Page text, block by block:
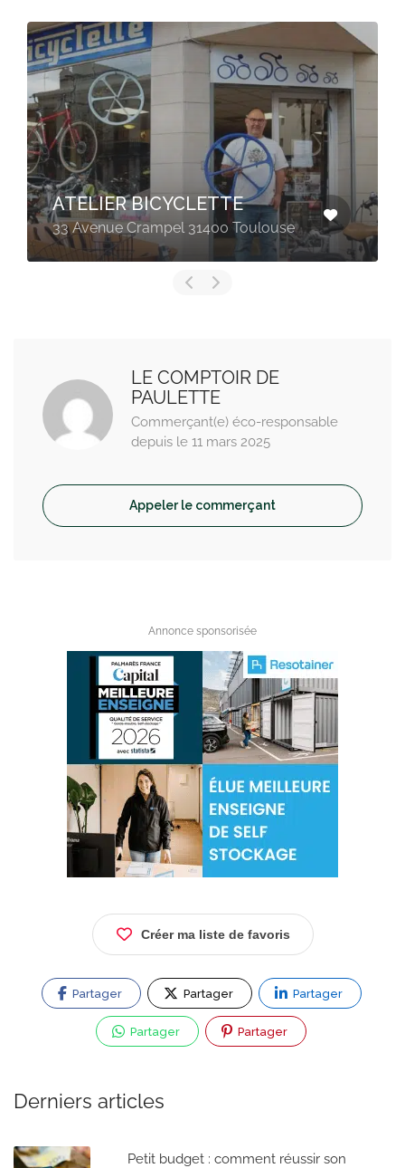
ATELIER BICYCLETTE
33 Avenue Crampel 31400 Toulouse
LE COMPTOIR DE
PAULETTE
Commerçant(e) éco-responsable
depuis le 11 mars 2025
Appeler le commerçant
Annonce sponsorisée
Créer ma liste de favoris
Partager Partager Partager
Partager Partager
Derniers articles
Petit budget : comment réussir son